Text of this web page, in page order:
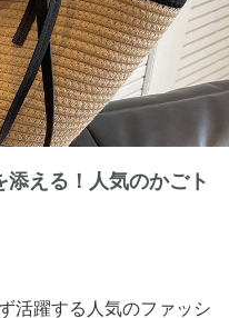
える！人気のかごト
活躍する人気のファッシ